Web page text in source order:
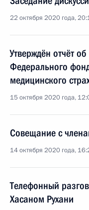
22 октября 2020 года,
Утверждён отчёт
Федерального
медицинского
15 октября 2020 года,
Совещание с
14 октября 2020 года,
Телефонный
Хасаном Рухани